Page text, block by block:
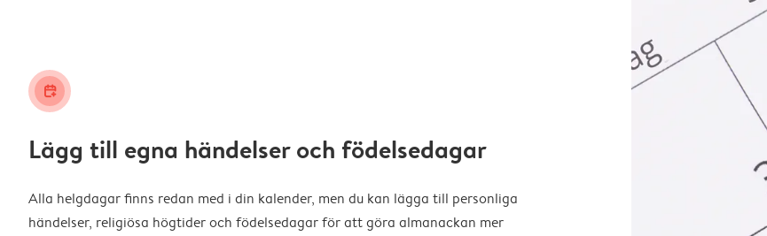
calendar_plus
Lägg till egna händelser och födelsedagar
Alla helgdagar finns redan med i din kalender, men du kan lägga till personliga
händelser, religiösa högtider och födelsedagar för att göra almanackan mer